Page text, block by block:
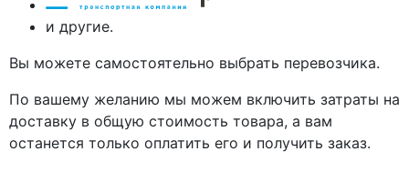
и другие.
Вы можете самостоятельно выбрать перевозчика.
По вашему желанию мы можем включить затраты на
доставку в общую стоимость товара, а вам
останется только оплатить его и получить заказ.